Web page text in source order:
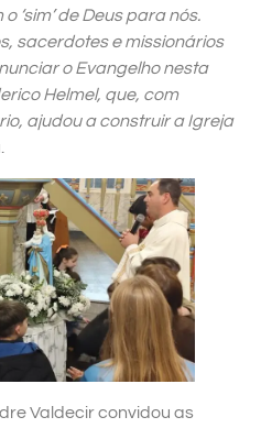
‘sim’ de Deus para nós.
sacerdotes e missionários
o Evangelho nesta
Helmel, que, com
ajudou a construir a Igreja
Valdecir convidou as